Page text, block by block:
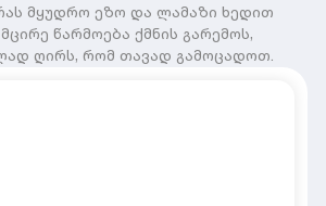
მყუდრო ეზო და ლამაზი ხედით
წარმოება ქმნის გარემოს,
ღირს, რომ თავად გამოცადოთ.